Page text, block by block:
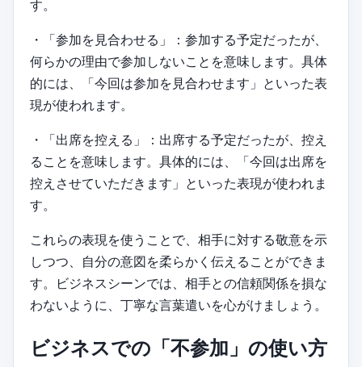
す。
・「参加を見合わせる」：参加する予定だったが、
何らかの理由で参加しないことを意味します。具体
的には、「今回は参加を見合わせます」といった表
現が使われます。
・「出席を控える」：出席する予定だったが、控え
ることを意味します。具体的には、「今回は出席を
控えさせていただきます」といった表現が使われま
す。
これらの表現を使うことで、相手に対する敬意を示
しつつ、自分の意図を柔らかく伝えることができま
す。ビジネスシーンでは、相手との信頼関係を損な
わないように、丁寧な言葉遣いを心がけましょう。
ビジネスでの「不参加」の使い方